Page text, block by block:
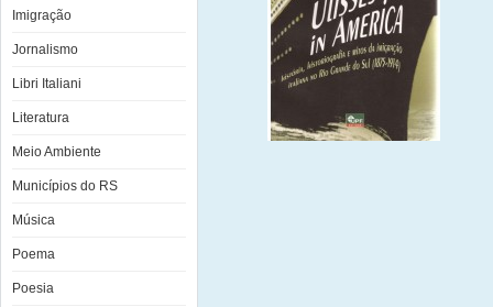
Imigração
Jornalismo
Libri Italiani
Literatura
Meio Ambiente
Municípios do RS
Música
Poema
Poesia